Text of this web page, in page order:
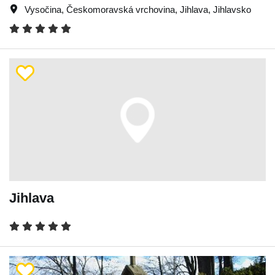
Vysočina, Českomoravská vrchovina, Jihlava, Jihlavsko
Jihlava